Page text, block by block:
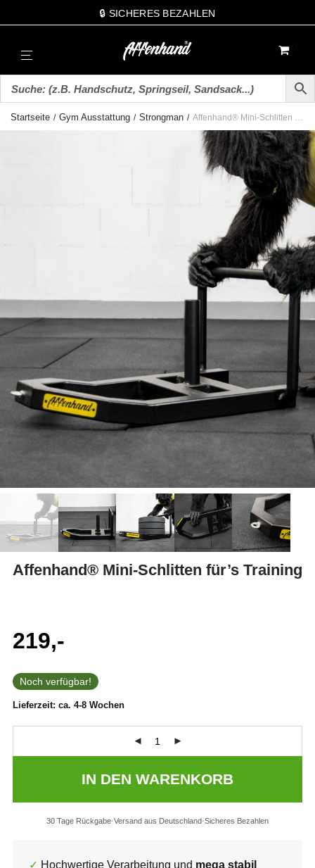
🔒 SICHERES BEZAHLEN
Startseite / Gym Ausstattung / Strongman / Affenhand® Mini-Schlitten für’s Training
Affenhand® Mini-Schlitten für’s Training
219,-
Noch verfügbar!
Lieferzeit: ca. 4-8 Wochen
IN DEN WARENKORB
30 Tage Rückgabe Versand aus Deutschland Sicheres Bezahlen
Hochwertige Verarbeitung und mega stabil